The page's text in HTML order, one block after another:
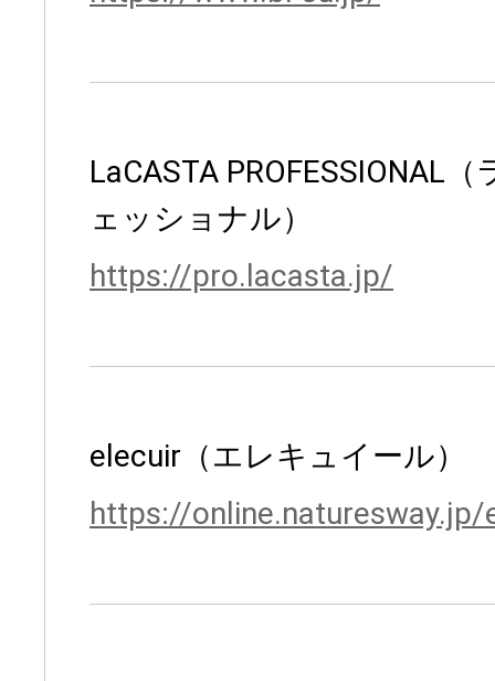
LaCASTA PROFESSIONAL
ェッショナル）
https://pro.lacasta.jp/
elecuir（エレキュイール）
https://